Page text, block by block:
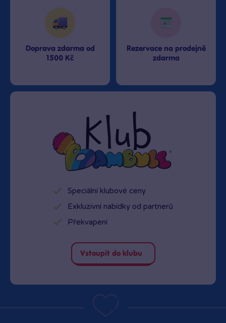
Doprava zdarma od
1500 Kč
Rezervace na prodejně
zdarma
Speciální klubové ceny
Exkluzivní nabídky od partnerů
Překvapení
Vstoupit do klubu